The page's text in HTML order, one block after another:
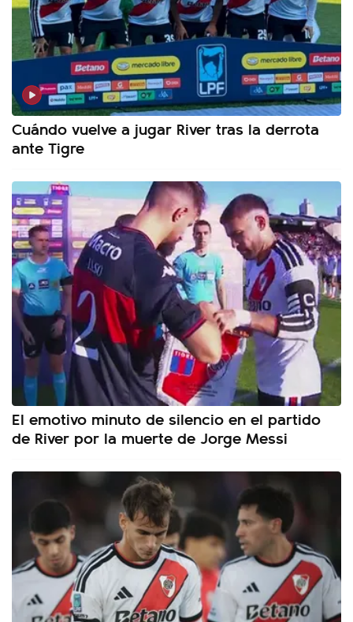
Cuándo vuelve a jugar River tras la derrota
ante Tigre
El emotivo minuto de silencio en el partido
de River por la muerte de Jorge Messi